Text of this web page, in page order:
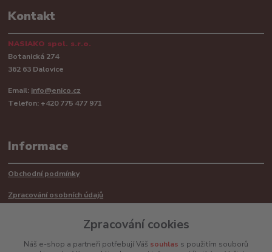
Kontakt
NASIAKO spol. s.r.o.
Botanická 274
362 63 Dalovice
Email: info@enico.cz
Telefon: +420 775 477 971
Informace
Obchodní podmínky
Zpracování osobních údajů
Zpracování cookies
Náš e-shop a partneři potřebují Váš souhlas s použitím souborů